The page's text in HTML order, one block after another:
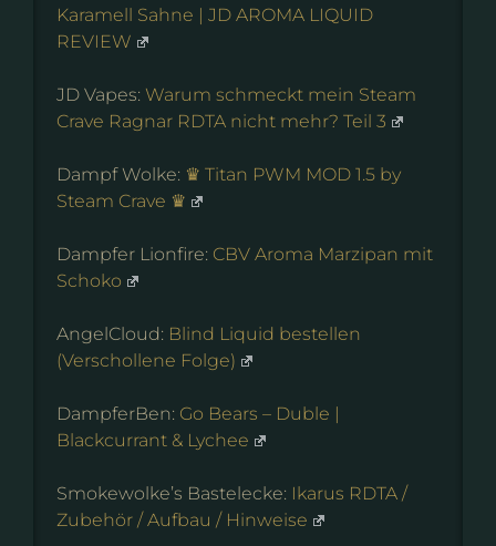
Karamell Sahne | JD AROMA LIQUID
REVIEW
JD Vapes: Warum schmeckt mein Steam
Crave Ragnar RDTA nicht mehr? Teil 3
Dampf Wolke: ♛ Titan PWM MOD 1.5 by
Steam Crave ♛
Dampfer Lionfire: CBV Aroma Marzipan mit
Schoko
AngelCloud: Blind Liquid bestellen
(Verschollene Folge)
DampferBen: Go Bears – Duble |
Blackcurrant & Lychee
Smokewolke’s Bastelecke: Ikarus RDTA /
Zubehör / Aufbau / Hinweise